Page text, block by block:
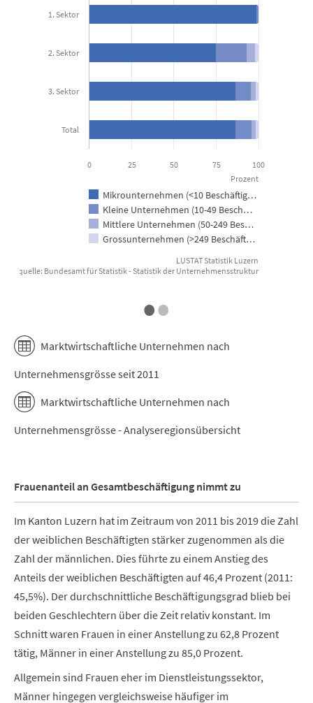
View as data table, Anteil der
The chart has 1 X axis displaying categories.
The chart has 1 Y axis displaying Prozent. Data ranges from
Prozent
Mikrounternehmen (<10 Beschäftig…
Kleine Unternehmen (10-49 Besch…
Mittlere Unternehmen (50-249 Bes…
Grossunternehmen (>249 Beschäft…
0 25 50 75 100
1. Sektor
2. Sektor
3. Sektor
Total
LUSTAT Statistik Luzern
Bundesamt für Statistik - Statistik der Unternehmensstruktur
••
Marktwirtschaftliche Unternehmen nach
Unternehmensgrösse seit 2011
Marktwirtschaftliche Unternehmen nach
Unternehmensgrösse - Analyseregionsübersicht
Frauenanteil an Gesamtbeschäftigung nimmt zu
Im Kanton Luzern hat im Zeitraum von 2011 bis 2019 die Zahl
der weiblichen Beschäftigten stärker zugenommen als die
Zahl der männlichen. Dies führte zu einem Anstieg des
Anteils der weiblichen Beschäftigten auf 46,4 Prozent (2011:
45,5%). Der durchschnittliche Beschäftigungsgrad blieb bei
beiden Geschlechtern über die Zeit relativ konstant. Im
Schnitt waren Frauen in einer Anstellung zu 62,8 Prozent
tätig, Männer in einer Anstellungzu 85,0 Prozent.
Allgemein sind Frauen eher im Dienstleistungssektor,
Männer hingegen vergleichsweise häufiger im